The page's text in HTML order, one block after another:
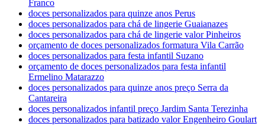
Franco
doces personalizados para quinze anos Perus
doces personalizados para chá de lingerie Guaianazes
doces personalizados para chá de lingerie valor Pinheiros
orçamento de doces personalizados formatura Vila Carrão
doces personalizados para festa infantil Suzano
orçamento de doces personalizados para festa infantil
Ermelino Matarazzo
doces personalizados para quinze anos preço Serra da
Cantareira
doces personalizados infantil preço Jardim Santa Terezinha
doces personalizados para batizado valor Engenheiro Goulart